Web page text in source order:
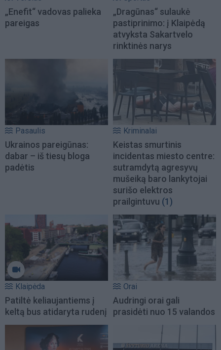
„Enefit“ vadovas palieka
pareigas
„Dragūnas“ sulaukė
pastiprinimo: į Klaipėdą
atvyksta Sakartvelo
rinktinės narys
Pasaulis
Ukrainos pareigūnas:
dabar – iš tiesų bloga
padėtis
Kriminalai
Keistas smurtinis
incidentas miesto centre:
sutramdytą agresyvų
mušeiką baro lankytojai
surišo elektros
prailgintuvu (1)
Klaipėda
Patiltė keliaujantiems į
keltą bus atidaryta rudenį
Orai
Audringi orai gali
prasidėti nuo 15 valandos